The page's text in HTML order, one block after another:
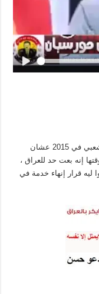
ده واحد إسمه “حسن الجنايني” زار الحشد الشعبي في 2015 عشان
إنه بعت حد للعراق ،
ليه قرار إنهاء خدمة في